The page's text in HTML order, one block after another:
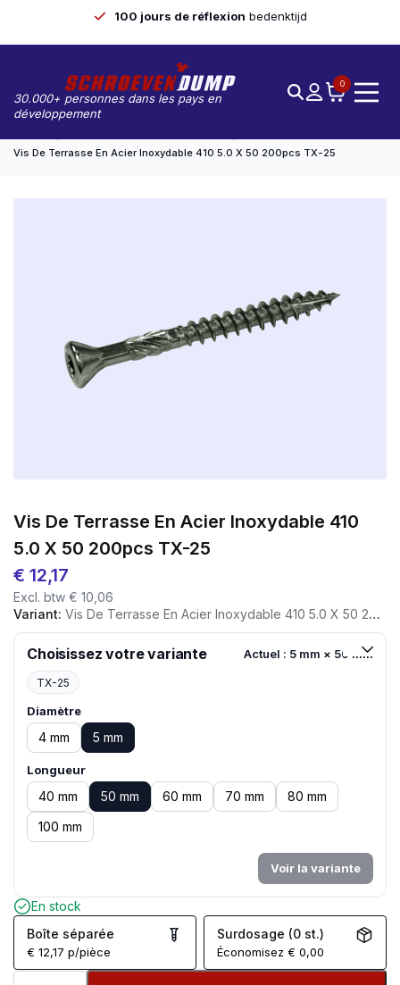
100 jours de réflexion bedenktijd
30.000+ personnes dans les pays en
développement
0
Vis De Terrasse En Acier Inoxydable 410 5.0 X 50 200pcs TX-25
Vis De Terrasse En Acier Inoxydable 410
5.0 X 50 200pcs TX-25
€ 12,17
Excl. btw € 10,06
Variant: Vis De Terrasse En Acier Inoxydable 410 5.0 X 50 200pcs TX-25
Choisissez votre variante Actuel : 5 mm × 50 mm
TX-25
Diamètre
4 mm 5 mm
Longueur
40 mm 50 mm 60 mm 70 mm
80 mm
100 mm
Voir la variante
En stock
Boîte séparée
€ 12,17 p/pièce
Surdosage (0 st.)
Économisez€ 0,00